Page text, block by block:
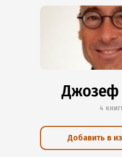
Джозеф
4
Добавить в